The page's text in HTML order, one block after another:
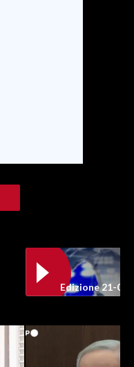
Edizione 21-05-